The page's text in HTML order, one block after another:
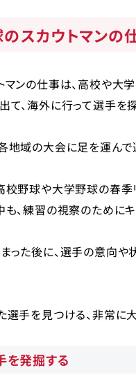
スカウトマンの
ンの仕事は、高校や大学
て、海外に行って選手を探
地域の大会に足を運んで
校野球や大学野球の春季
も、練習の視察のために
った後に、選手の意向
選手を見つける、非常に
を発掘する